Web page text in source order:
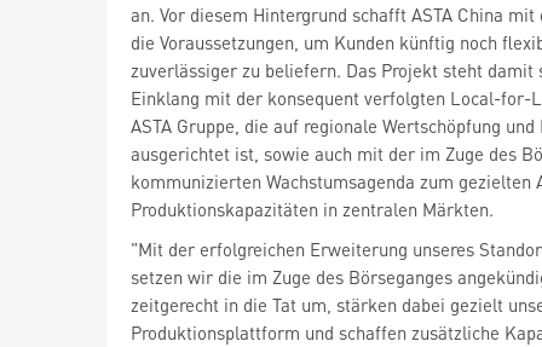
an. Vor diesem Hintergrund schafft ASTA China
die Voraussetzungen, um Kunden künftig noch
zuverlässiger zu beliefern. Das Projekt steht damit
Einklang mit der konsequent verfolgten Local-for-
ASTA Gruppe, die auf regionale Wertschöpfung und
ausgerichtet ist, sowie auch mit der im Zuge des
kommunizierten Wachstumsagenda zum gezielten
Produktionskapazitäten in zentralen Märkten.
"Mit der erfolgreichen Erweiterung unseres
setzen wir die im Zuge des Börseganges
zeitgerecht in die Tat um, stärken dabei gezielt
Produktionsplattform und schaffen zusätzliche